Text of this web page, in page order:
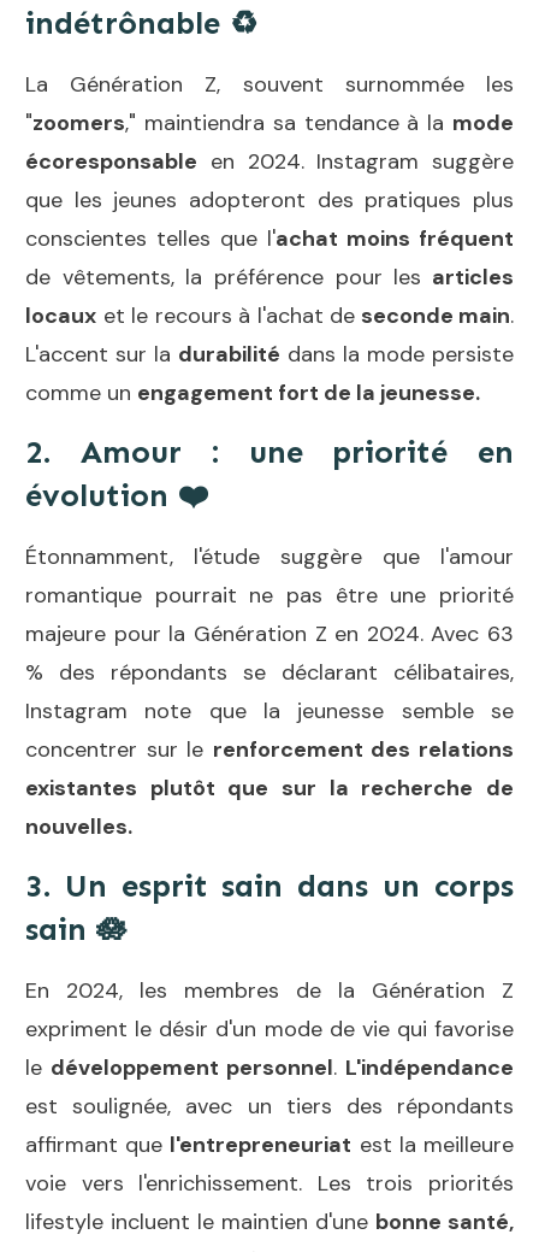
indétrônable ♻️
La Génération Z, souvent surnommée les
"zoomers," maintiendra sa tendance à la mode
écoresponsable en 2024. Instagram suggère
que les jeunes adopteront des pratiques plus
conscientes telles que l'achat moins fréquent
de vêtements, la préférence pour les articles
locaux et le recours à l'achat de seconde main.
L'accent sur la durabilité dans la mode persiste
comme un engagement fort de la jeunesse.
2. Amour : une priorité en
évolution ❤️
Étonnamment, l'étude suggère que l'amour
romantique pourrait ne pas être une priorité
majeure pour la Génération Z en 2024. Avec 63
% des répondants se déclarant célibataires,
Instagram note que la jeunesse semble se
concentrer sur le renforcement des relations
existantes plutôt que sur la recherche de
nouvelles.
3. Un esprit sain dans un corps
sain 🪷
En 2024, les membres de la Génération Z
expriment le désir d'un mode de vie qui favorise
le développement personnel. L'indépendance
est soulignée, avec un tiers des répondants
affirmant que l'entrepreneuriat est la meilleure
voie vers l'enrichissement. Les trois priorités
lifestyle incluent le maintien d'une bonne santé,